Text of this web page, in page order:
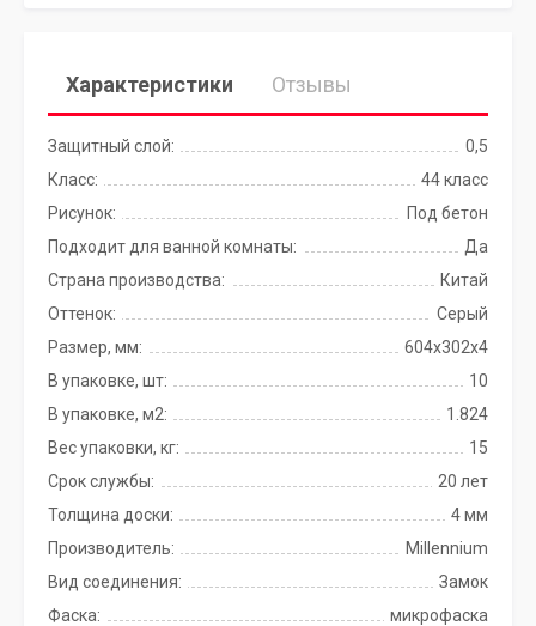
Характеристики Отзывы
Защитный слой:
0,5
Класс:
44 класс
Рисунок:
Под бетон
Подходит для ванной комнаты:
Да
Страна производства:
Китай
Оттенок:
Серый
Размер, мм:
604х302х4
В упаковке, шт:
10
В упаковке, м2:
1.824
Вес упаковки, кг:
15
Срок службы:
20 лет
Толщина доски:
4 мм
Производитель:
Millennium
Вид соединения:
Замок
Фаска:
микрофаска